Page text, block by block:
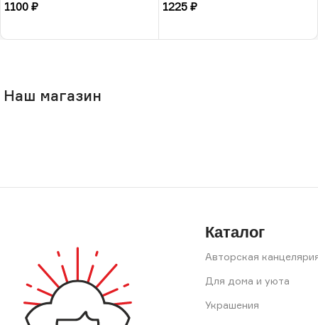
1100 ₽
1225 ₽
Наш магазин
Каталог
Авторская
Для дома и уюта
Украшения